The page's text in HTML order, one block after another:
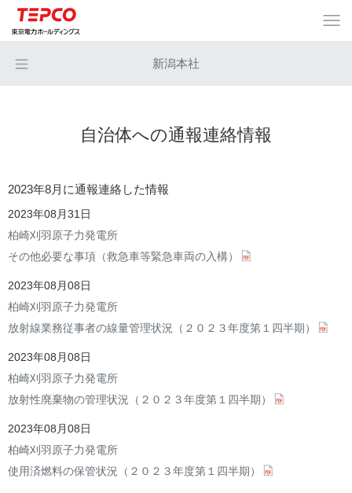
新潟本社
自治体への通報連絡情報
2023年8月に通報連絡した情報
2023年08月31日
柏崎刈羽原子力発電所
その他必要な事項（救急車等緊急車両の入構）
2023年08月08日
柏崎刈羽原子力発電所
放射線業務従事者の線量管理状況（２０２３年度第１四半期）
2023年08月08日
柏崎刈羽原子力発電所
放射性廃棄物の管理状況（２０２３年度第１四半期）
2023年08月08日
柏崎刈羽原子力発電所
使用済燃料の保管状況（２０２３年度第１四半期）